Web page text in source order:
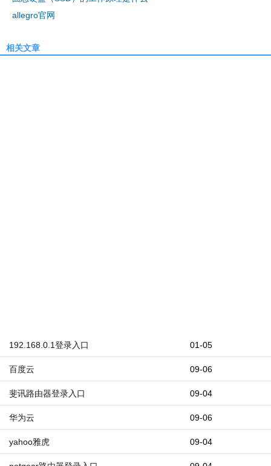
allegro官网
相关文章
01-05
192.168.0.1登录入口
09-06
百度云
09-04
斐讯路由器登录入口
09-06
华为云
09-04
yahoo雅虎